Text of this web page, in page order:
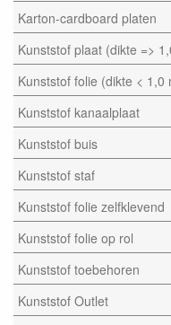
Karton-cardboard platen
Kunststof plaat (dikte =>
Kunststof folie (dikte < 1,0
Kunststof kanaalplaat
Kunststof buis
Kunststof staf
Kunststof folie zelfklevend
Kunststof folie op rol
Kunststof toebehoren
Kunststof Outlet